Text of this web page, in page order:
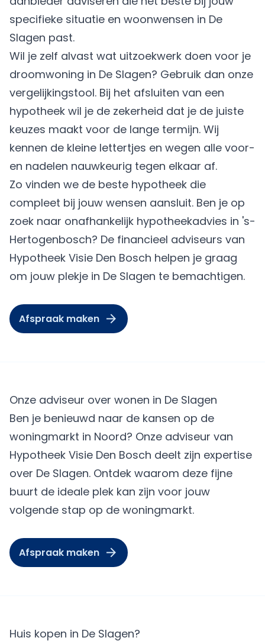
specifieke situatie en woonwensen in De
Slagen past.
Wil je zelf alvast wat uitzoekwerk doen voor je
droomwoning in De Slagen? Gebruik dan onze
vergelijkingstool. Bij het afsluiten van een
hypotheek wil je de zekerheid dat je de juiste
keuzes maakt voor de lange termijn. Wij
kennen de kleine lettertjes en wegen alle voor-
en nadelen nauwkeurig tegen elkaar af.
Zo vinden we de beste hypotheek die
compleet bij jouw wensen aansluit. Ben je op
zoek naar onafhankelijk hypotheekadvies in 's-
Hertogenbosch? De financieel adviseurs van
Hypotheek Visie Den Bosch helpen je graag
om jouw plekje in De Slagen te bemachtigen.
Afspraak maken
Onze adviseur over wonen in De Slagen
Ben je benieuwd naar de kansen op de
woningmarkt in Noord? Onze adviseur van
Hypotheek Visie Den Bosch deelt zijn expertise
over De Slagen. Ontdek waarom deze fijne
buurt de ideale plek kan zijn voor jouw
volgende stap op de woningmarkt.
Afspraak maken
Huis kopen in De Slagen?